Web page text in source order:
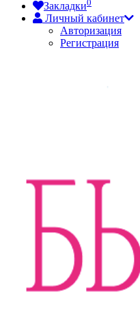
Закладки0
Личный кабинет
Авторизация
Регистрация